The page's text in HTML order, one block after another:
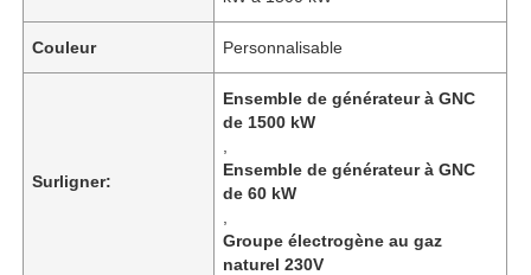
Couleur Personnalisable
Surligner:
Ensemble de générateur à GNC
de 1500 kW
Ensemble de générateur à GNC
de 60 kW
Groupe électrogène au gaz
naturel 230V